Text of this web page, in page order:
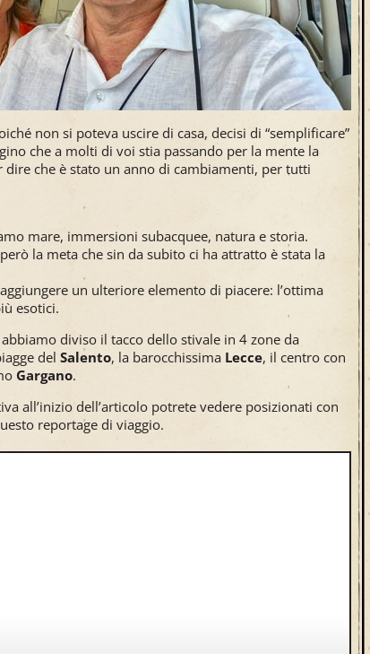
non si poteva uscire di casa, decisi di “semplificare”
che a molti di voi stia passando per la mente la
dire che è stato un anno di cambiamenti, per tutti
mare, immersioni subacquee, natura e storia.
la meta che sin da subito ci ha attratto è stata la
un ulteriore elemento di piacere: l’ottima
esotici.
diviso il tacco dello stivale in 4 zone da
del Salento, la barocchissima Lecce, il centro con
Gargano.
all’inizio dell’articolo potrete vedere posizionati con
reportage di viaggio.